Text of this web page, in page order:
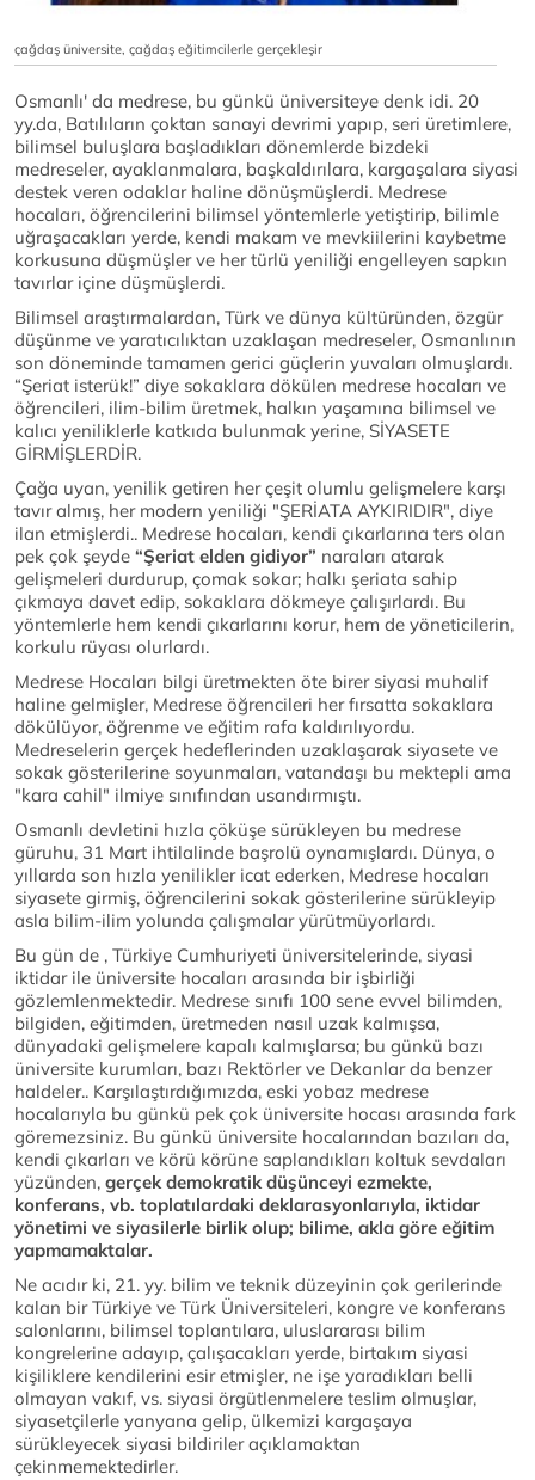
çağdaş üniversite, çağdaş eğitimcilerle gerçekleşir
Osmanlı' da medrese, bu günkü üniversiteye denk idi. 20
yy.da, Batılıların çoktan sanayi devrimi yapıp, seri üretimlere,
bilimsel buluşlara başladıkları dönemlerde bizdeki
medreseler, ayaklanmalara, başkaldırılara, kargaşalara siyasi
destek veren odaklar haline dönüşmüşlerdi. Medrese
hocaları, öğrencilerini bilimsel yöntemlerle yetiştirip, bilimle
uğraşacakları yerde, kendi makam ve mevkiilerini kaybetme
korkusuna düşmüşler ve her türlü yeniliği engelleyen sapkın
tavırlar içine düşmüşlerdi.
Bilimsel araştırmalardan, Türk ve dünya kültüründen, özgür
düşünme ve yaratıcılıktan uzaklaşan medreseler, Osmanlının
son döneminde tamamen gerici güçlerin yuvaları olmuşlardı.
“Şeriat isterük!” diye sokaklara dökülen medrese hocaları ve
öğrencileri, ilim-bilim üretmek, halkın yaşamına bilimsel ve
kalıcı yeniliklerle katkıda bulunmak yerine, SİYASETE
GİRMİŞLERDİR.
Çağa uyan, yenilik getiren her çeşit olumlu gelişmelere karşı
tavır almış, her modern yeniliği "ŞERİATA AYKIRIDIR", diye
ilan etmişlerdi.. Medrese hocaları, kendi çıkarlarına ters olan
pek çok şeyde “Şeriat elden gidiyor” naraları atarak
gelişmeleri durdurup, çomak sokar; halkı şeriata sahip
çıkmaya davet edip, sokaklara dökmeye çalışırlardı. Bu
yöntemlerle hem kendi çıkarlarını korur, hem de yöneticilerin,
korkulu rüyası olurlardı.
Medrese Hocaları bilgi üretmekten öte birer siyasi muhalif
haline gelmişler, Medrese öğrencileri her fırsatta sokaklara
dökülüyor, öğrenme ve eğitim rafa kaldırılıyordu.
Medreselerin gerçek hedeflerinden uzaklaşarak siyasete ve
sokak gösterilerine soyunmaları, vatandaşı bu mektepli ama
"kara cahil" ilmiye sınıfından usandırmıştı.
Osmanlı devletini hızla çöküşe sürükleyen bu medrese
güruhu, 31 Mart ihtilalinde başrolü oynamışlardı. Dünya, o
yıllarda son hızla yenilikler icat ederken, Medrese hocaları
siyasete girmiş, öğrencilerini sokak gösterilerine sürükleyip
asla bilim-ilim yolunda çalışmalar yürütmüyorlardı.
Bu gün de , Türkiye Cumhuriyeti üniversitelerinde, siyasi
iktidar ile üniversite hocaları arasında bir işbirliği
gözlemlenmektedir. Medrese sınıfı 100 sene evvel bilimden,
bilgiden, eğitimden, üretmeden nasıl uzak kalmışsa,
dünyadaki gelişmelere kapalı kalmışlarsa; bu günkü bazı
üniversite kurumları, bazı Rektörler ve Dekanlar da benzer
haldeler.. Karşılaştırdığımızda, eski yobaz medrese
hocalarıyla bu günkü pek çok üniversite hocası arasında fark
göremezsiniz. Bu günkü üniversite hocalarından bazıları da,
kendi çıkarları ve körü körüne saplandıkları koltuk sevdaları
yüzünden, gerçek demokratik düşünceyi ezmekte,
konferans, vb. toplatılardaki deklarasyonlarıyla, iktidar
yönetimi ve siyasilerle birlik olup; bilime, akla göre eğitim
yapmamaktalar.
Ne acıdır ki, 21. yy. bilim ve teknik düzeyinin çok gerilerinde
kalan bir Türkiye ve Türk Üniversiteleri, kongre ve konferans
salonlarını, bilimsel toplantılara, uluslararası bilim
kongrelerine adayıp, çalışacakları yerde, birtakım siyasi
kişiliklere kendilerini esir etmişler, ne işe yaradıkları belli
olmayan vakıf, vs. siyasi örgütlenmelere teslim olmuşlar,
siyasetçilerle yanyana gelip, ülkemizi kargaşaya
sürükleyecek siyasi bildiriler açıklamaktan
çekinmemektedirler.